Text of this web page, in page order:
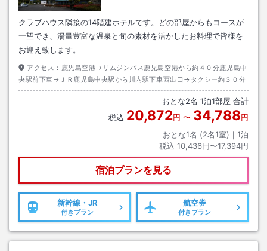
クラブハウス隣接の14階建ホテルです。どの部屋からもコースが
一望でき、湯量豊富な温泉と旬の素材を活かしたお料理で皆様を
お迎え致します。
アクセス： 鹿児島空港→リムジンバス鹿児島空港から約４０分鹿児島中
央駅前下車→ＪＲ鹿児島中央駅から川内駅下車西出口→タクシー約３０分
おとな2名 1泊1部屋 合計
税込 20,872円 〜 34,788円
おとな1名 (2名1室)｜ 1泊
税込 10,436円〜17,394円
宿泊プランを見る
新幹線・JR
付きプラン
航空券
付きプラン